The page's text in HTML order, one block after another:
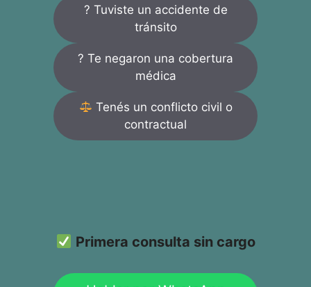
? Tuviste un accidente de
tránsito
? Te negaron una cobertura
médica
Tenés un conflicto civil o
contractual
Primera consulta sin cargo